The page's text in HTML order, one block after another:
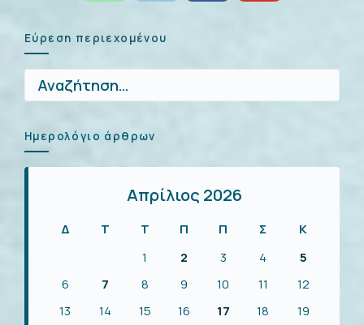
Εύρεση περιεχομένου
Αναζήτηση
για:
Ημερολόγιο άρθρων
Απρίλιος 2026
Δ Τ Τ Π Π Σ
Κ
1
2 3 4
5
6
7 8 9 10 11
12
13
14 15 16 17 18
19